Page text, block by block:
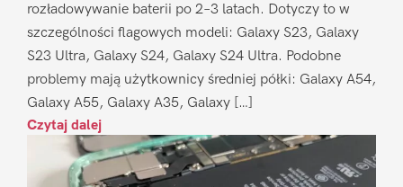
rozładowywanie baterii po 2–3 latach. Dotyczy to w
szczególności flagowych modeli: Galaxy S23, Galaxy
S23 Ultra, Galaxy S24, Galaxy S24 Ultra. Podobne
problemy mają użytkownicy średniej półki: Galaxy A54,
Galaxy A55, Galaxy A35, Galaxy […]
Czytaj dalej